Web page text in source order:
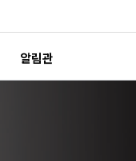
알림관